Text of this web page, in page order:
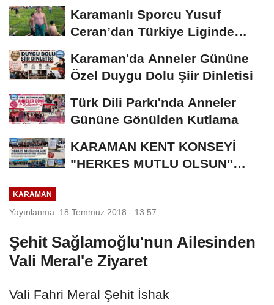
Karamanlı Sporcu Yusuf
Ceran’dan Türkiye Liginde
Karaman'da Anneler Gününe
Özel Duygu Dolu Şiir Dinletisi
Türk Dili Parkı'nda Anneler
Gününe Gönülden Kutlama
KARAMAN KENT KONSEYİ
"HERKES MUTLU OLSUN"
KARAMAN
Yayınlanma: 18 Temmuz 2018 - 13:57
Şehit Sağlamoğlu'nun Ailesinden
Vali Meral'e Ziyaret
Vali Fahri Meral Şehit İshak